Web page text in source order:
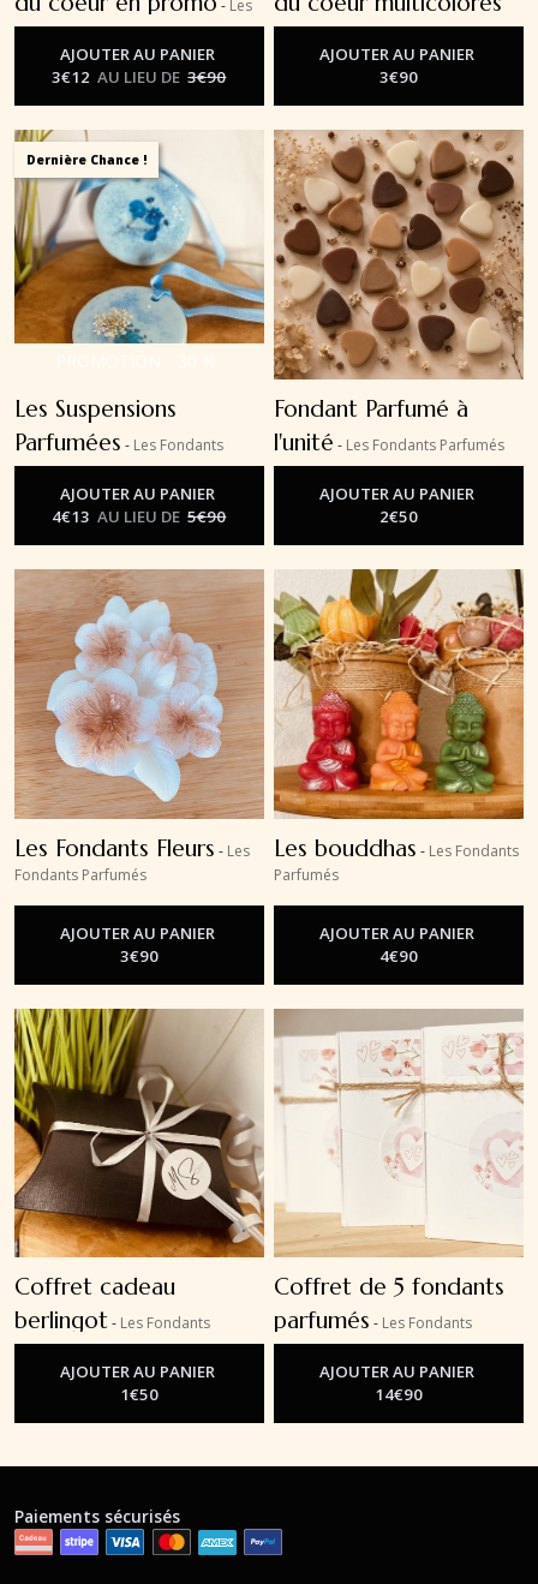
- Les
Fondants Parfumés
AJOUTER AU PANIER
3€12 AU LIEU DE 3€90
-Les Fondants Parfumés
AJOUTER AU PANIER
3€90
Dernière Chance !
Les Suspensions
Parfumées - Les Fondants
Parfumés
AJOUTER AU PANIER
4€13 AU LIEU DE 5€90
Fondant Parfumé à
l'unité - Les Fondants Parfumés
AJOUTER AU PANIER
2€50
Les Fondants Fleurs - Les
Fondants Parfumés
AJOUTER AU PANIER
3€90
Les bouddhas - Les Fondants
Parfumés
AJOUTER AU PANIER
4€90
Coffret cadeau
berlingot- Les Fondants
Parfumés
AJOUTER AU PANIER
1€50
Coffret de 5 fondants
parfumés - Les Fondants
Parfumés
AJOUTER AU PANIER
14€90
Paiements sécurisés